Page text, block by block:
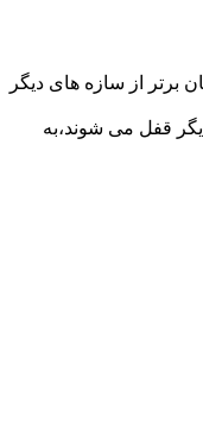
برتر از سازه های دیگر
قفل می شوند،به